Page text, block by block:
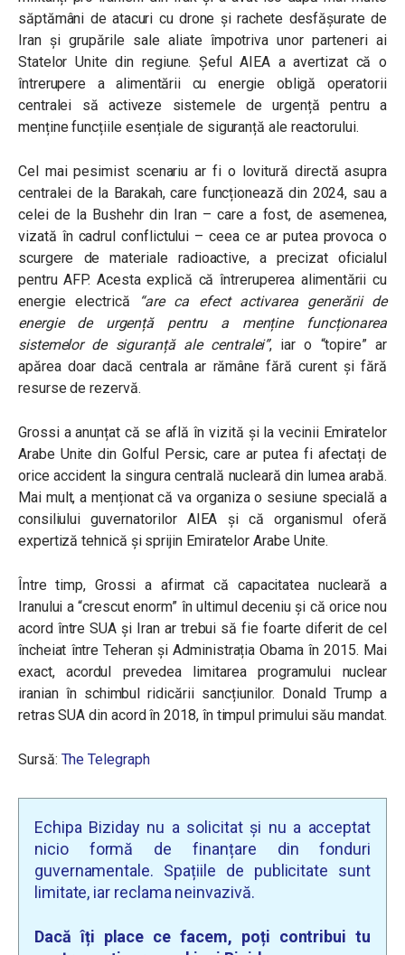
săptămâni de atacuri cu drone și rachete desfășurate de
Iran și grupările sale aliate împotriva unor parteneri ai
Statelor Unite din regiune. Șeful AIEA a avertizat că o
întrerupere a alimentării cu energie obligă operatorii
centralei să activeze sistemele de urgență pentru a
menține funcțiile esențiale de siguranță ale reactorului.
Cel mai pesimist scenariu ar fi o lovitură directă asupra
centralei de la Barakah, care funcționează din 2024, sau a
celei de la Bushehr din Iran – care a fost, de asemenea,
vizată în cadrul conflictului – ceea ce ar putea provoca o
scurgere de materiale radioactive, a precizat oficialul
pentru AFP. Acesta explică că întreruperea alimentării cu
energie electrică
“are ca efect activarea generării de
energie de urgență pentru a menține funcționarea
sistemelor de siguranță ale centralei”, iar o “topire” ar
apărea doar dacă centrala ar rămâne fără curent și fără
resurse de rezervă.
Grossi a anunțat că se află în vizită și la vecinii Emiratelor
Arabe Unite din Golful Persic, care ar putea fi afectați de
orice accident la singura centrală nucleară din lumea arabă.
Mai mult, a menționat că va organiza o sesiune specială a
consiliului guvernatorilor AIEA și că organismul oferă
expertiză tehnică și sprijin Emiratelor Arabe Unite.
Între timp, Grossi a afirmat că capacitatea nucleară a
Iranului a “crescut enorm” în ultimul deceniu și că orice nou
acord între SUA și Iran ar trebui să fie foarte diferit de cel
încheiat între Teheran și Administrația Obama în 2015. Mai
exact, acordul prevedea limitarea programului nuclear
iranian în schimbul ridicării sancțiunilor. Donald Trump a
retras SUA din acord în 2018, în timpul primului său mandat.
Sursă: The Telegraph
Echipa Biziday nu a solicitat și nu a acceptat
nicio formă de finanțare din fonduri
guvernamentale. Spațiile de publicitate sunt
limitate, iar reclama neinvazivă.
Dacă îți place ce facem, poți contribui tu